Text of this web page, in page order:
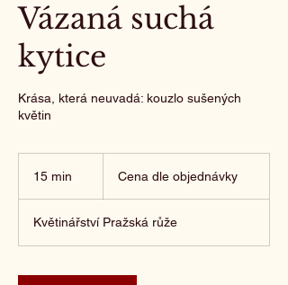
Vázaná suchá
kytice
Krása, která neuvadá: kouzlo sušených
květin
15 min
i
n
objednávky
Cena dle objednávky
Květinářství Pražská růže